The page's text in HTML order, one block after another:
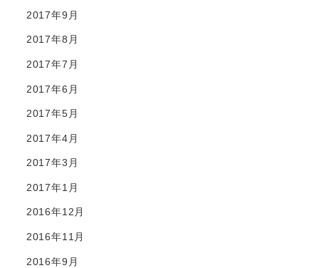
2017年9月
2017年8月
2017年7月
2017年6月
2017年5月
2017年4月
2017年3月
2017年1月
2016年12月
2016年11月
2016年9月